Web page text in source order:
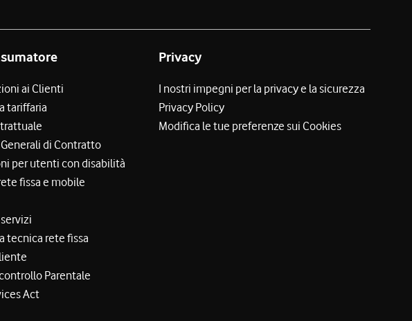
ai Clienti
tariffaria
di Contratto
per utenti con disabilità
fissa e mobile
tecnica rete fissa
Parentale
Act
Privacy
I nostri impegni per la privacy e la sicurezza
Privacy Policy
Modifica le tue preferenze sui Cookies